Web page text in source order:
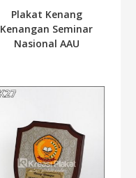
Plakat Kenang
Kenangan Seminar
Nasional AAU